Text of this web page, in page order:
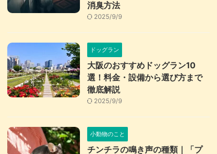
消臭方法
2025/9/9
ドッグラン
大阪のおすすめドッグラン10
選！料金・設備から選び方まで
徹底解説
2025/9/9
小動物のこと
チンチラの鳴き声の種類｜「プ